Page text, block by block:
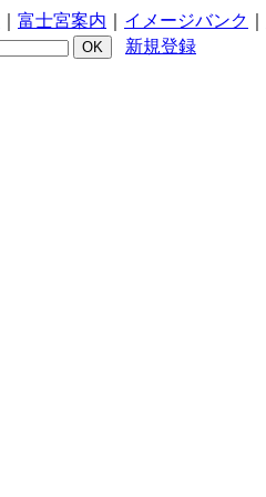
富士宮案内 イメージバンク
新規登録